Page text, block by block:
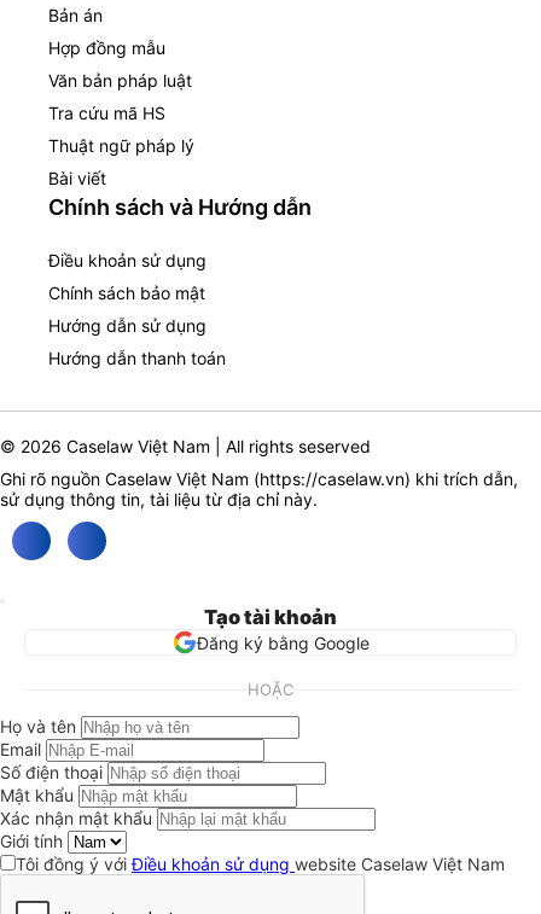
Bản án
Hợp đồng mẫu
Văn bản pháp luật
Tra cứu mã HS
Thuật ngữ pháp lý
Bài viết
Chính sách và Hướng dẫn
Điều khoản sử dụng
Chính sách bảo mật
Hướng dẫn sử dụng
Hướng dẫn thanh toán
© 2026 Caselaw Việt Nam | All rights seserved
Ghi rõ nguồn Caselaw Việt Nam (https://caselaw.vn) khi trích dẫn,
sử dụng thông tin, tài liệu từ địa chỉ này.
Tạo tài khoản
Đăng ký bằng Google
HOẶC
Họ và tên
Email
Số điện thoại
Mật khẩu
Xác nhận mật khẩu
Giới tính
Tôi đồng ý vớiĐiều khoản sử dụng website Caselaw Việt Nam